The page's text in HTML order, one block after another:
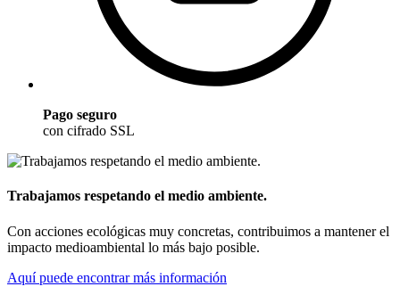
Pago seguro
con cifrado SSL
Trabajamos respetando el medio ambiente.
Con acciones ecológicas muy concretas, contribuimos a mantener el
impacto medioambiental lo más bajo posible.
Aquí puede encontrar más información